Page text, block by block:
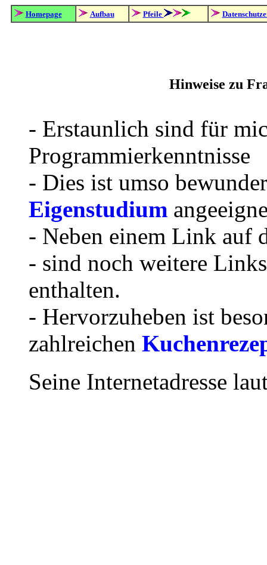
Homepage Aufbau Pfeile
Hinweise zu
- Erstaunlich sind für
Programmierkenntnisse
- Dies ist umso
Eigenstudium
- Neben einem Link auf
- sind noch weitere
enthalten.
- Hervorzuheben ist
zahlreichen
Seine Internetadresse